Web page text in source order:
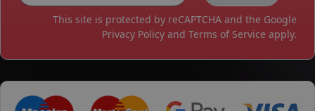
This site is protected by reCAPTCHA and the Google
Privacy Policy and Terms of Service apply.